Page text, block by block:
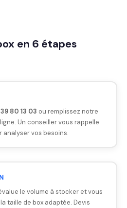
en 6 étapes
39 80 13 03 ou remplissez notre
Un conseiller vous rappelle
analyser vos besoins.
le volume à stocker et vous
taille de box adaptée. Devis